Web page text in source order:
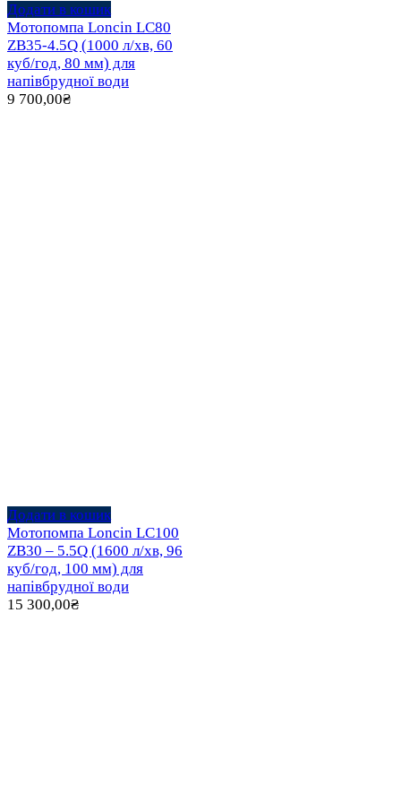
Додати в кошик
Мотопомпа Loncin LC80
ZB35-4.5Q (1000 л/хв, 60
куб/год, 80 мм) для
напівбрудної води
9 700,00₴
Додати в кошик
Мотопомпа Loncin LC100
ZB30 – 5.5Q (1600 л/хв, 96
куб/год, 100 мм) для
напівбрудної води
15 300,00₴